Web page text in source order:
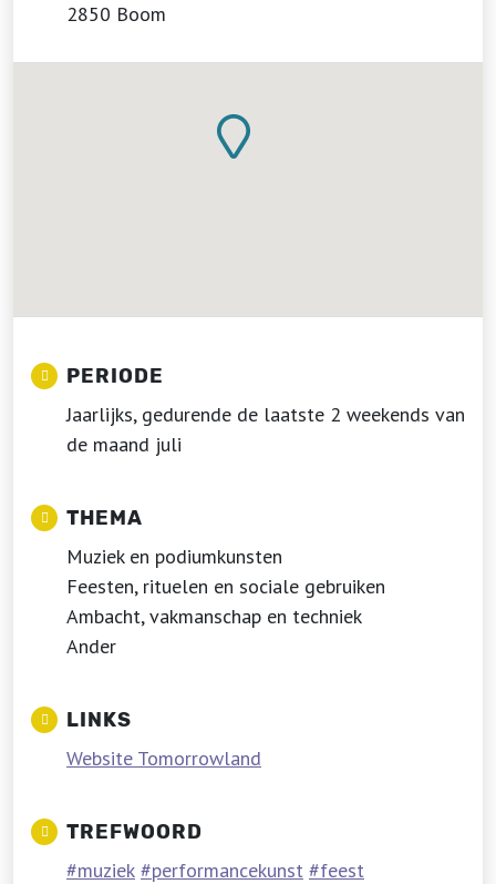
2850 Boom
PERIODE
Jaarlijks, gedurende de laatste 2 weekends van
de maand juli
THEMA
Muziek en podiumkunsten
Feesten, rituelen en sociale gebruiken
Ambacht, vakmanschap en techniek
Ander
LINKS
Website Tomorrowland
TREFWOORD
muziek performancekunst
feest